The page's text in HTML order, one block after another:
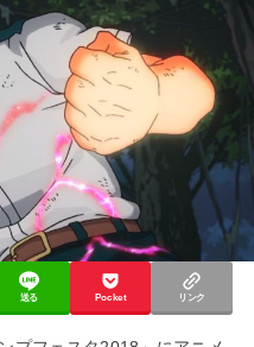
送る Pocket リンク